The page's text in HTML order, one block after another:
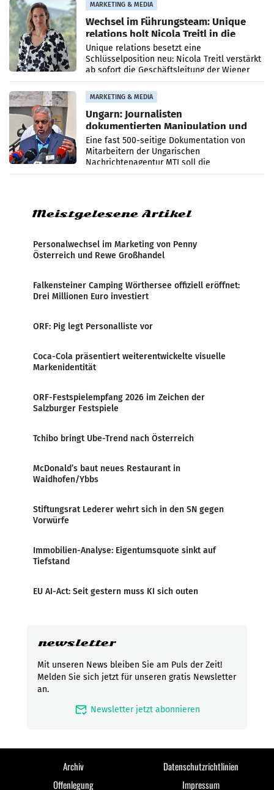
MARKETING & MEDIA
Wechsel im Führungsteam: Unique
relations holt Nicola Treitl in die
Geschäftsleitung
Unique relations besetzt eine
Schlüsselposition neu: Nicola Treitl verstärkt
ab sofort die Geschäftsleitung der Wiener
PR-Agentur an der Seite von Josef Kalina und
Anna Kalina-Mahr.
MARKETING & MEDIA
Ungarn: Journalisten
dokumentierten Manipulation und
Zensur
Eine fast 500-seitige Dokumentation von
Mitarbeitern der Ungarischen
Nachrichtenagentur MTI soll die
systematische Nachrichten-Manipulation und
Meistgelesene Artikel
Personalwechsel im Marketing von Penny
Österreich und Rewe Großhandel
Falkensteiner Camping Wörthersee offiziell eröffnet:
Drei Millionen Euro investiert
ORF: Pig legt Personalliste vor
Coca-Cola präsentiert weiterentwickelte visuelle
Markenidentität
ORF-Festspielempfang 2026 im Zeichen der
Salzburger Festspiele
Tchibo bringt Ube-Trend nach Österreich
McDonald’s baut neues Restaurant in
Waidhofen/Ybbs
Stiftungsrat Lederer wehrt sich in den SN gegen
Vorwürfe
Immobilien-Analyse: Eigentumsquote sinkt auf
Tiefstand
EU AI-Act: Seit gestern muss KI sich outen
newsletter
Mit unseren News bleiben Sie am Puls der Zeit!
Melden Sie sich jetzt für unseren gratis Newsletter
an.
mark_email_read Newsletter jetzt abonnieren
Archiv
Datenschutzrichtlinien
Offenlegung
Impressum